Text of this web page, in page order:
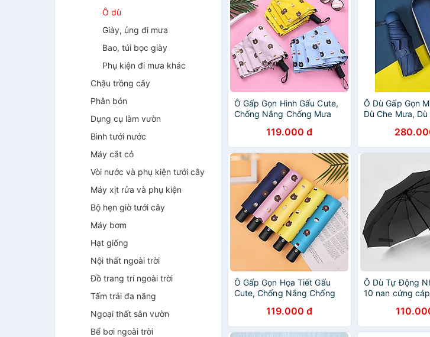
Ô dù
Giày, ủng đi mưa
Bao, túi bọc giày
Phụ kiện đi mưa khác
Chậu trồng cây
Phân bón
Dụng cụ làm vườn
Bình tưới nước
Máy cắt cỏ
Vòi nước và phụ kiện tưới cây
Máy xịt rửa và phụ kiện
Bộ hẹn giờ tưới cây
Máy bơm
Hạt giống
Nội thất ngoài trời
Đồ trang trí ngoài trời
Tấm trải đa năng
Ngoại thất sân vườn
Bể bơi ngoài trời
Ô Gấp Gọn Hình Gấu Cute,
Chống Nắng Chống Mưa
Giao Màu Ngẫu Nhiên
119.000 đ
Ô Dù Gấp Gọn
Dù Che Mưa,
Có Hộp Đựng
Hàng Chính
Ô Gấp Gọn Họa Tiết Gấu
Cute, Chống Nắng Chống
Làm – Giao Màu Ngẫu
Nhiên
119.000 đ
Ô Dù Tự Động
10 nan cứng cáp